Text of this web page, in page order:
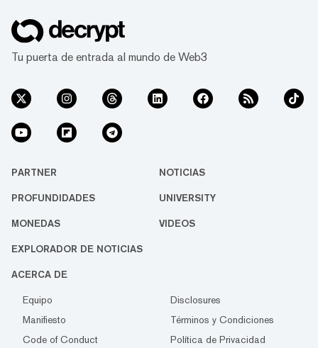
Tu puerta de entrada al mundo de Web3
PARTNER NOTICIAS
PROFUNDIDADES UNIVERSITY
MONEDAS VIDEOS
EXPLORADOR DE NOTICIAS
ACERCA DE
Equipo
Disclosures
Manifiesto
Términos y Condiciones
Code of Conduct
Política de Privacidad